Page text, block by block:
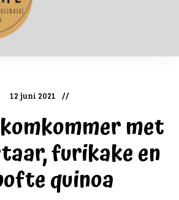
12 juni 2021
met
furikake en
quinoa